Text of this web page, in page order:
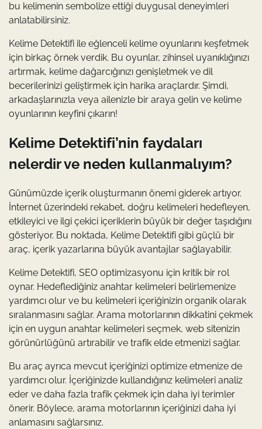
bu kelimenin sembolize ettiği duygusal deneyimleri
anlatabilirsiniz.
Kelime Detektifi ile eğlenceli kelime oyunlarını keşfetmek
için birkaç örnek verdik. Bu oyunlar, zihinsel uyanıklığınızı
artırmak, kelime dağarcığınızı genişletmek ve dil
becerilerinizi geliştirmek için harika araçlardır. Şimdi,
arkadaşlarınızla veya ailenizle bir araya gelin ve kelime
oyunlarının keyfini çıkarın!
Kelime Detektifi’nin faydaları
nelerdir ve neden kullanmalıyım?
Günümüzde içerik oluşturmanın önemi giderek artıyor.
İnternet üzerindeki rekabet, doğru kelimeleri hedefleyen,
etkileyici ve ilgi çekici içeriklerin büyük bir değer taşıdığını
gösteriyor. Bu noktada, Kelime Detektifi gibi güçlü bir
araç, içerik yazarlarına büyük avantajlar sağlayabilir.
Kelime Detektifi, SEO optimizasyonu için kritik bir rol
oynar. Hedeflediğiniz anahtar kelimeleri belirlemenize
yardımcı olur ve bu kelimeleri içeriğinizin organik olarak
sıralanmasını sağlar. Arama motorlarının dikkatini çekmek
için en uygun anahtar kelimeleri seçmek, web sitenizin
görünürlüğünü artırabilir ve trafik elde etmenizi sağlar.
Bu araç ayrıca mevcut içeriğinizi optimize etmenize de
yardımcı olur. İçeriğinizde kullandığınız kelimeleri analiz
eder ve daha fazla trafik çekmek için daha iyi terimler
önerir. Böylece, arama motorlarının içeriğinizi daha iyi
anlamasını sağlarsınız.